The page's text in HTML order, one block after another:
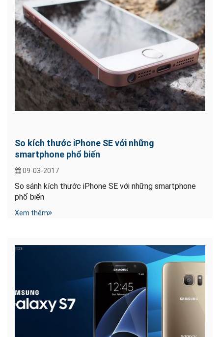
So kích thước iPhone SE với những
smartphone phổ biến
09-03-2017
So sánh kích thước iPhone SE với những smartphone
phổ biến
Xem thêm